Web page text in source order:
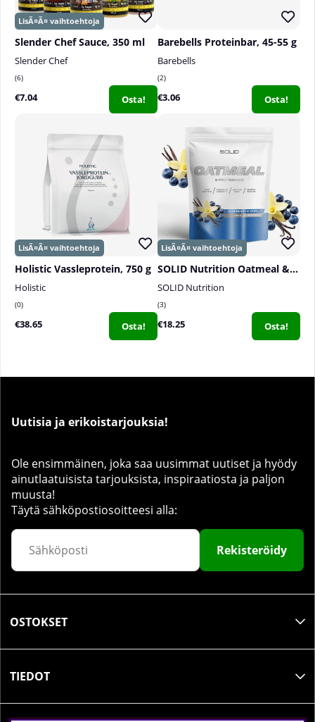
Slender Chef Sauce, 350 ml
Slender Chef
6
€7.04 Osta!
Barebells Proteinbar, 45-55 g
Barebells
2
€3.06 Osta!
Holistic Vassleprotein, 750 g
Holistic
0
€38.65 Osta!
SOLID Nutrition Oatmeal & Protein Mix, 750 g
SOLID Nutrition
3
€18.25 Osta!
Uutisia ja erikoistarjouksia!
Ole ensimmäinen, joka saa uusimmat uutiset ja hyödy
ainutlaatuisista tarjouksista, inspiraatiosta ja paljon
muusta!
Täytä sähköpostiosoitteesi alla:
Rekisteröidy
OSTOKSET
TIEDOT